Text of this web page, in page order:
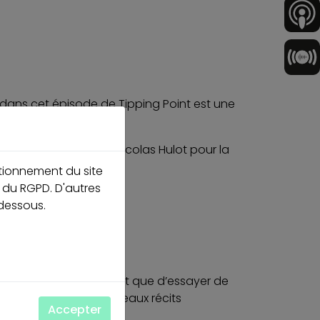
cet épisode de Tipping Point est une
via la fondation Nicolas Hulot pour la
en place plutôt que d’essayer de
élaborer de nouveaux récits
du site
RGPD. D'autres
Accepter